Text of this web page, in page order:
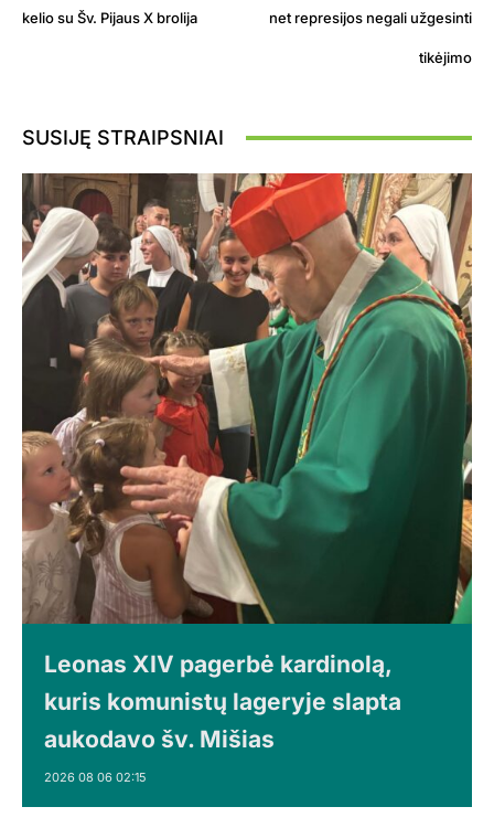
kelio su Šv. Pijaus X brolija net represijos negali užgesinti
tikėjimo
SUSIJĘ STRAIPSNIAI
Leonas XIV pagerbė kardinolą,
kuris komunistų lageryje slapta
aukodavo šv. Mišias
2026 08 06 02:15